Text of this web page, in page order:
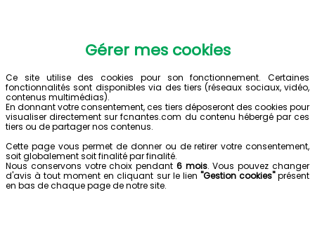
Gérer mes cookies
Ce site utilise des cookies pour son fonctionnement. Certaines
fonctionnalités sont disponibles via des tiers (réseaux sociaux, vidéo,
contenus multimédias).
En donnant votre consentement, ces tiers déposeront des cookies pour
visualiser directement sur fcnantes.com du contenu hébergé par ces
tiers ou de partager nos contenus.
Cette page vous permet de donner ou de retirer votre consentement,
soit globalement soit finalité par finalité.
Nous conservons votre choix pendant 6 mois. Vous pouvez changer
d'avis à tout moment en cliquant sur le lien "Gestion cookies"présent
en bas de chaque page de notre site.